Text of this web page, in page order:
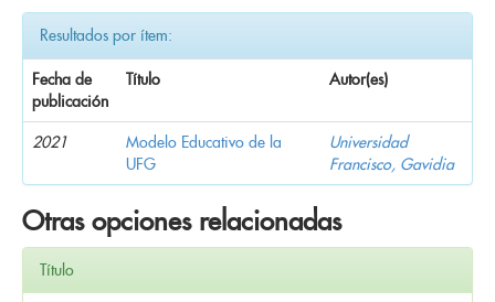
Resultados por ítem:
Fecha de
publicación
Título Autor(es)
2021
Modelo Educativo de la
UFG
Universidad
Francisco, Gavidia
Otras opciones relacionadas
Título